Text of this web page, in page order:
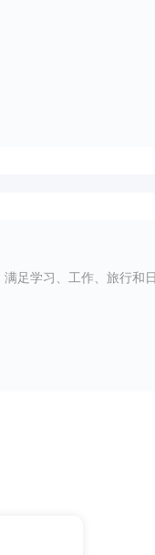
足学习、工作、旅行和